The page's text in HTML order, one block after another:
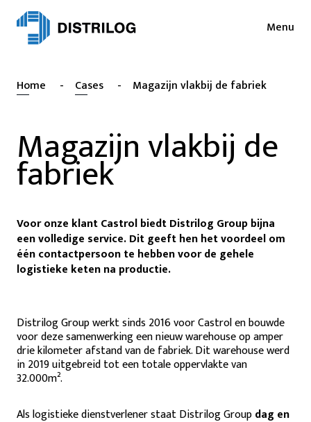
Nieuws
Pers
NL
Menu
Sectoren
Cases
Duurzaamheid
About
Contact
Home - Cases - Magazijn vlakbij de fabriek
Magazijn vlakbij de
fabriek
Voor onze klant Castrol biedt Distrilog Group bijna
een volledige service. Dit geeft hen het voordeel om
één contactpersoon te hebben voor de gehele
logistieke keten na productie.
Distrilog Group werkt sinds 2016 voor Castrol en bouwde
voor deze samenwerking een nieuw warehouse op amper
drie kilometer afstand van de fabriek. Dit warehouse werd
in 2019 uitgebreid tot een totale oppervlakte van
32.000m².
Als logistieke dienstverlener staat Distrilog Groupdag en